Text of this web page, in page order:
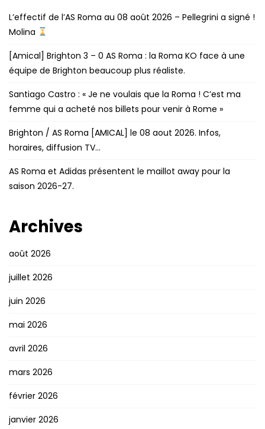
L’effectif de l’AS Roma au 08 août 2026 – Pellegrini a signé !
Molina
[Amical] Brighton 3 – 0 AS Roma : la Roma KO face à une
équipe de Brighton beaucoup plus réaliste.
Santiago Castro : « Je ne voulais que la Roma ! C’est ma
femme qui a acheté nos billets pour venir à Rome »
Brighton / AS Roma [AMICAL] le 08 aout 2026. Infos,
horaires, diffusion TV…
AS Roma et Adidas présentent le maillot away pour la
saison 2026-27.
Archives
août 2026
juillet 2026
juin 2026
mai 2026
avril 2026
mars 2026
février 2026
janvier 2026